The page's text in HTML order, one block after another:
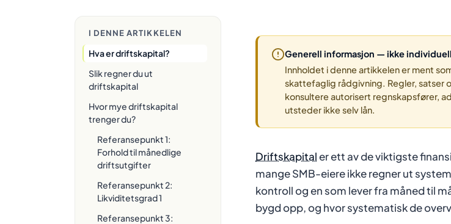
I DENNE ARTIKKELEN
Hva er driftskapital?
Slik regner du ut
driftskapital
Hvor mye driftskapital
trenger du?
Referansepunkt 1:
Forhold til månedlige
driftsutgifter
Referansepunkt 2:
Likviditetsgrad 1
Referansepunkt 3:
Generell informasjon — ikke
Innholdet i denne artikkelen er ment
skattefaglig rådgivning. Regler, satser
konsultere autorisert regnskapsfører,
utsteder ikke selv lån.
Driftskapitaler ett av de viktigste
mange SMB-eiere ikke regner ut
kontroll og en som lever fra måned til
bygd opp, og hvor systematisk de